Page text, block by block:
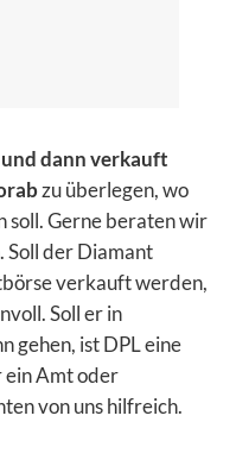
dann verkauft
zu überlegen, wo
soll. Gerne beraten wir
Soll der Diamant
verkauft werden,
Soll er in
gehen, ist DPL eine
ein Amt oder
von uns hilfreich.